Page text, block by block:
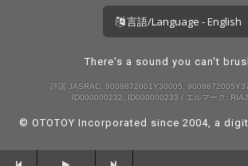
言語/Language - English
There's a sound you can't
許諾 JASRAC: 9008872001Y30005,
ID000000232, ID000000233 / エルマーク:
© OTOTOY Incorporated since 2004, a